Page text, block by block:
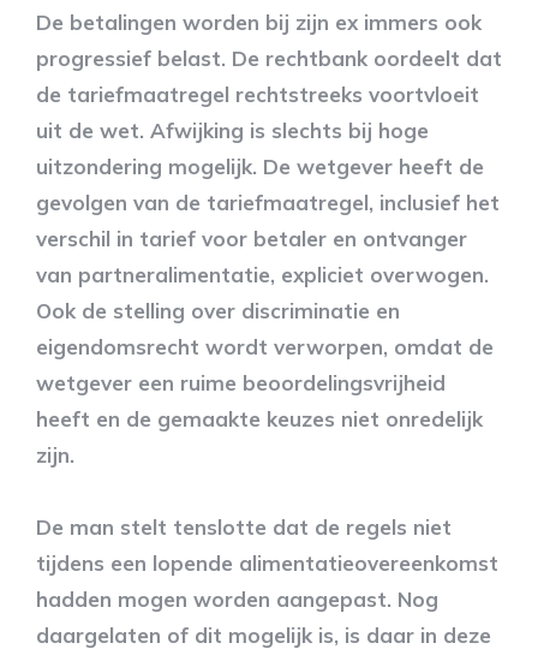
De betalingen worden bij zijn ex immers ook
progressief belast. De rechtbank oordeelt dat
de tariefmaatregel rechtstreeks voortvloeit
uit de wet. Afwijking is slechts bij hoge
uitzondering mogelijk. De wetgever heeft de
gevolgen van de tariefmaatregel, inclusief het
verschil in tarief voor betaler en ontvanger
van partneralimentatie, expliciet overwogen.
Ook de stelling over discriminatie en
eigendomsrecht wordt verworpen, omdat de
wetgever een ruime beoordelingsvrijheid
heeft en de gemaakte keuzes niet onredelijk
zijn.
De man stelt tenslotte dat de regels niet
tijdens een lopende alimentatieovereenkomst
hadden mogen worden aangepast. Nog
daargelaten of dit mogelijk is, is daar in deze